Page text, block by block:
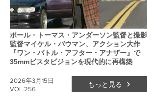
ポール・トーマス・アンダーソン監督と撮影
監督マイケル・バウマン、アクション大作
『ワン・バトル・アフター・アナザー』で
35mmビスタビジョンを現代的に再構築
VOL.256
2026年3月15日 もっと見る